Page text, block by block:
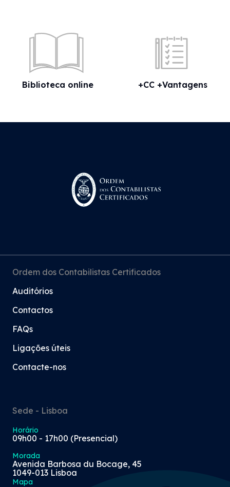
Biblioteca online +CC +Vantagens
Ordem dos Contabilistas Certificados
Auditórios
Contactos
FAQs
Ligações úteis
Contacte-nos
Sede - Lisboa
Horário
09h00 - 17h00 (Presencial)
Morada
Avenida Barbosa du Bocage, 45
1049-013 Lisboa
Mapa